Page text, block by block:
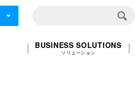
BUSINESS SOLUTIONS
ソリューション